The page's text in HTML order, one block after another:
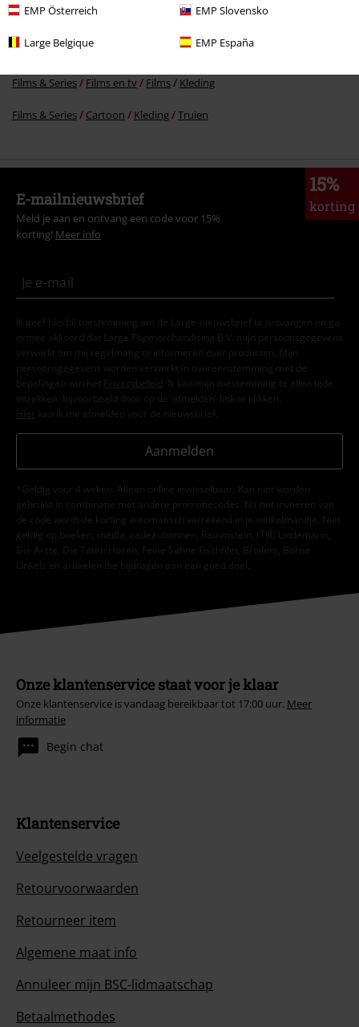
EMP Österreich EMP Slovensko
Large Belgique EMP España
Films & Series Films en tv Kleding Truien Hoodies
Films & Series Grote Maten
Films & Series Films en tv Films Kleding
Films & Series Cartoon Kleding Truien
15%
korting
E-mailnieuwsbrief
Meld je aan en ontvang een code voor 15%
korting! Meer info
Ik geef hierbij toestemming om de Large-nieuwsbrief te ontvangen en ga
ermee akkoord dat Large Popmerchandising B.V. mijn persoonsgegevens
verwerkt om mij regelmatig te informeren over producten. Mijn
persoonsgegevens worden verwerkt in overeenstemming met de
bepalingen van het
Privacybeleid . Ik kan mijn toestemming te allen tijde
intrekken, bijvoorbeeld door op de ‘afmelden’-link te klikken.
Hier kan ik me afmelden voor de nieuwsbrief.
Aanmelden
*Geldig voor 4 weken. Alleen online inwisselbaar. Kan niet worden
gebruikt in combinatie met andere promotiecodes. Na het invoeren van
de code wordt de korting automatisch verrekend in je winkelmandje. Niet
geldig op boeken, media, cadeaubonnen, Rammstein, (Till) Lindemann,
Die Ärzte, Die Toten Hosen, Feine Sahne Fischfilet, Broilers, Böhse
Onkelz en artikelen die bijdragen aan een goed doel.
Onze klantenservice staat voor je klaar
Onze klantenservice is vandaag bereikbaar tot 17:00 uur. Meer
informatie
Begin chat
Klantenservice
Veelgestelde vragen
Retourvoorwaarden
Retourneer item
Algemene maat info
Annuleer mijn BSC-lidmaatschap
Betaalmethodes